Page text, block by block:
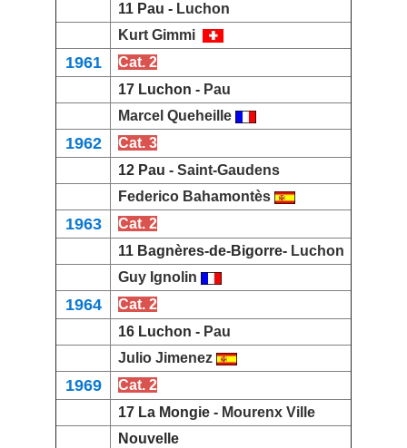
11 Pau - Luchon
Kurt Gimmi
1961
Cat. 2
17 Luchon - Pau
Marcel Queheille
1962
Cat. 3
12 Pau - Saint-Gaudens
Federico Bahamontès
1963
Cat. 2
11 Bagnères-de-Bigorre- Luchon
Guy Ignolin
1964
Cat. 2
16 Luchon - Pau
Julio Jimenez
1969
Cat. 2
17 La Mongie - Mourenx Ville
Nouvelle